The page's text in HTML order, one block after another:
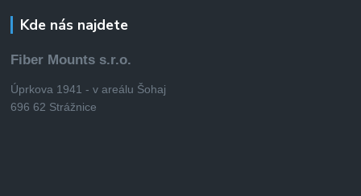
Kde nás najdete
Fiber Mounts s.r.o.
Úprkova 1941 - v areálu Šohaj
696 62 Strážnice